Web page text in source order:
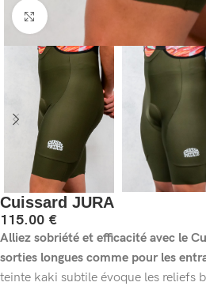
Cliquez pour agrandir
Cuissard JURA
115.00 €
Alliez sobriété et efficacité avec le
sorties longues comme pour les
teinte kaki subtile évoque les reliefs